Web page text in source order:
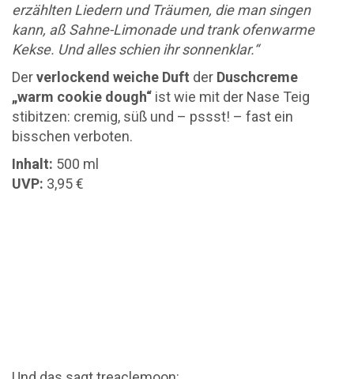
erzählten Liedern und Träumen, die man singen
kann, aß Sahne-Limonade und trank ofenwarme
Kekse. Und alles schien ihr sonnenklar.“
Derverlockend weiche Duft der Duschcreme
„warm cookie dough“ ist wie mit der Nase Teig
stibitzen: cremig, süß und – pssst! – fast ein
bisschen verboten.
Inhalt: 500 ml
UVP: 3,95 €